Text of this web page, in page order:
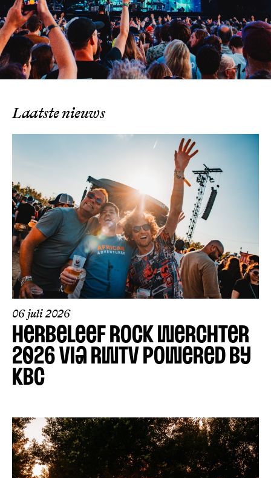
NL
Laatste nieuws
06 juli 2026
HERBELEEF ROCK WERCHTER
2026 VIA RWTV POWERED BY
KBC